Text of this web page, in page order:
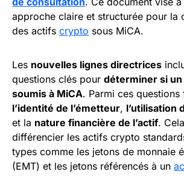
approche claire et structurée pour la
des actifs crypto sous MiCA.
Les nouvelles lignes directrices
questions clés pour déterminer si
soumis à MiCA. Parmi ces questions
l’identité de l’émetteur, l’utilisation
et la nature financière de l’actif.
différencier les actifs crypto
types comme les jetons de monnaie
(EMT) et les jetons référencés à un